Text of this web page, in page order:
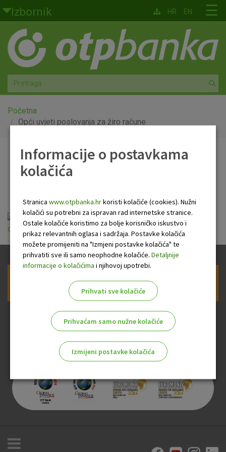
Skoči na glavni sadržaj
Izbornik
Građani
Privatno bankarstvo
Agro
Mala poduzeća i obrtnici
Globalna tržišta
O nama
☰
HR EN
Početna
Opći uvjeti poslovanja za žiro račune
Opći uvjeti poslovanja za
žiro račune
ou_za_ziro_racune_vrijedeci_od_13.04.2018.pdf
Prijava na newsletter OTP banke
Informacije o postavkama
kolačića
Stranica www.otpbanka.hrkoristi kolačiće (cookies). Nužni
kolačići su potrebni za ispravan rad internetske stranice.
Ostale kolačiće koristimo za bolje korisničko iskustvo i
prikaz relevantnih oglasa i sadržaja. Postavke kolačića
možete promijeniti na "Izmjeni postavke kolačića" te
prihvatiti sve ili samo neophodne kolačiće. Detaljnije
informacije o kolačićima i njihovoj upotrebi.
Prihvati sve kolačiće
Prihvaćam samo nužne kolačiće
Izmijeni postavke kolačića